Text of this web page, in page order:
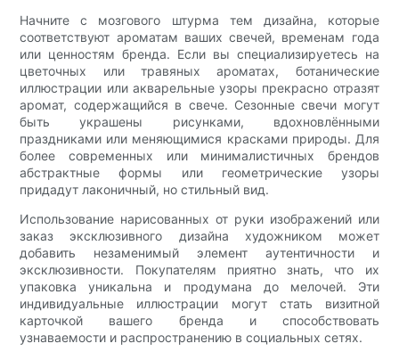
Начните с мозгового штурма тем дизайна, которые
соответствуют ароматам ваших свечей, временам года
или ценностям бренда. Если вы специализируетесь на
цветочных или травяных ароматах, ботанические
иллюстрации или акварельные узоры прекрасно отразят
аромат, содержащийся в свече. Сезонные свечи могут
быть украшены рисунками, вдохновлёнными
праздниками или меняющимися красками природы. Для
более современных или минималистичных брендов
абстрактные формы или геометрические узоры
придадут лаконичный, но стильный вид.
Использование нарисованных от руки изображений или
заказ эксклюзивного дизайна художником может
добавить незаменимый элемент аутентичности и
эксклюзивности. Покупателям приятно знать, что их
упаковка уникальна и продумана до мелочей. Эти
индивидуальные иллюстрации могут стать визитной
карточкой вашего бренда и способствовать
узнаваемости и распространению в социальных сетях.